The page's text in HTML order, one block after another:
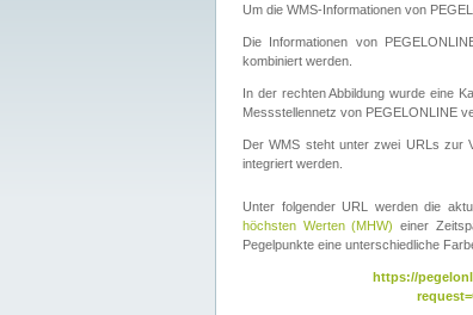
Um die WMS-Informationen von
Die Informationen von
kombiniert werden.
In der rechten Abbildung wurde eine
Messstellennetz von PEGELONLINE
Der WMS steht unter zwei URLs zur
integriert werden.
Unter folgender URL werden die
höchsten Werten (MHW) einer
Pegelpunkte eine unterschiedliche
https://